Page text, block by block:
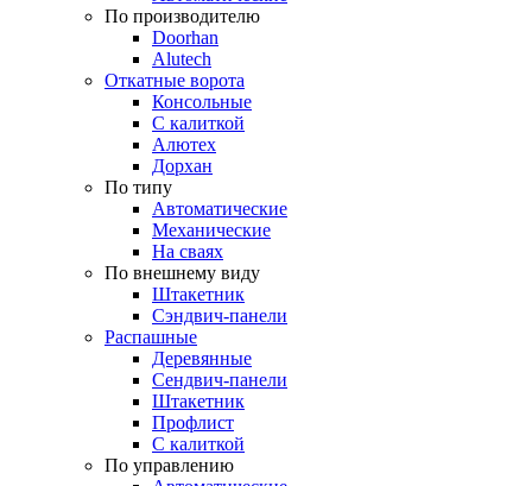
По производителю
Doorhan
Alutech
Откатные ворота
Консольные
С калиткой
Алютех
Дорхан
По типу
Автоматические
Механические
На сваях
По внешнему виду
Штакетник
Сэндвич-панели
Распашные
Деревянные
Сендвич-панели
Штакетник
Профлист
С калиткой
По управлению